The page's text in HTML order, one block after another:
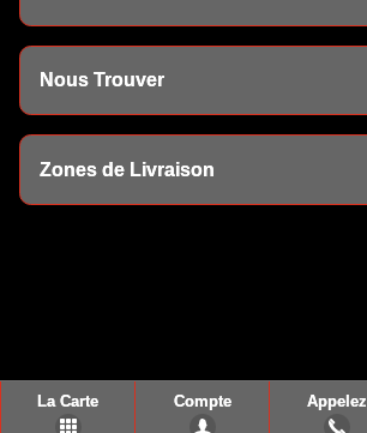
Nous Trouver
Zones de Livraison
La Carte Compte Appelez